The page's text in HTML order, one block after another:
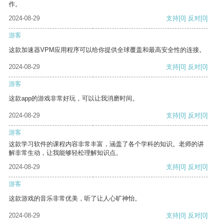
作。
2024-08-29
支持[0] 反对[0]
游客
这款加速器VPM应用程序可以给你提供全球覆盖和最高安全性的连接。
2024-08-29 支持[0] 反对[0]
游客
这款app的游戏非常好玩，可以让我消磨时间。
2024-08-29 支持[0] 反对[0]
游客
这款学习软件的课程内容非常丰富，涵盖了各个学科的知识。老师的讲
解非常生动，让我能够轻松理解知识点。
2024-08-29
支持[0] 反对[0]
游客
这款游戏的音乐非常优美，听了让人心旷神怡。
2024-08-29 支持[0] 反对[0]